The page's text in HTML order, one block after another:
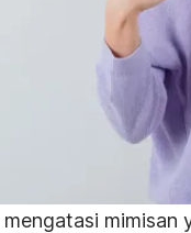
mengatasi mimisan